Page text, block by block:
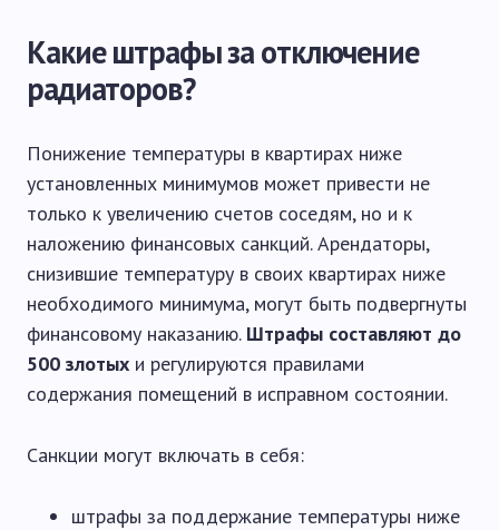
Какие штрафы за отключение
радиаторов?
Понижение температуры в квартирах ниже
установленных минимумов может привести не
только к увеличению счетов соседям, но и к
наложению финансовых санкций. Арендаторы,
снизившие температуру в своих квартирах ниже
необходимого минимума, могут быть подвергнуты
финансовому наказанию. Штрафы составляют до
500 злотых и регулируются правилами
содержания помещений в исправном состоянии.
Санкции могут включать в себя:
штрафы за поддержание температуры ниже